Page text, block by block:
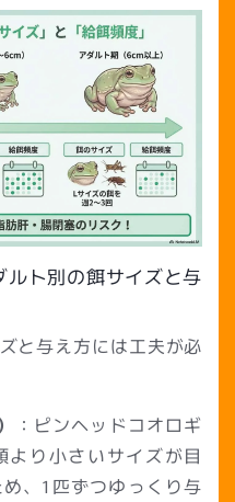
ルト別の餌サイズと与
と与え方には工夫が必
：ピンヘッドコオロギ
り小さいサイズが目
、1匹ずつゆっくり与